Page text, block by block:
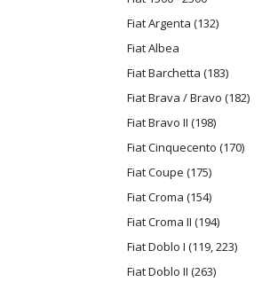
Fiat Argenta (132)
Fiat Albea
Fiat Barchetta (183)
Fiat Brava / Bravo (182)
Fiat Bravo II (198)
Fiat Cinquecento (170)
Fiat Coupe (175)
Fiat Croma (154)
Fiat Croma II (194)
Fiat Doblo I (119, 223)
Fiat Doblo II (263)